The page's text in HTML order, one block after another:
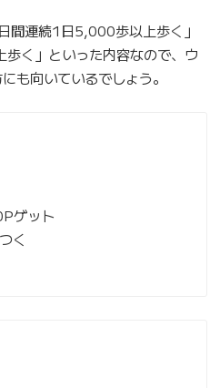
間連続1日5,000歩以上歩く」
く」といった内容なので、ウ
も向いているでしょう。
ゲット
く